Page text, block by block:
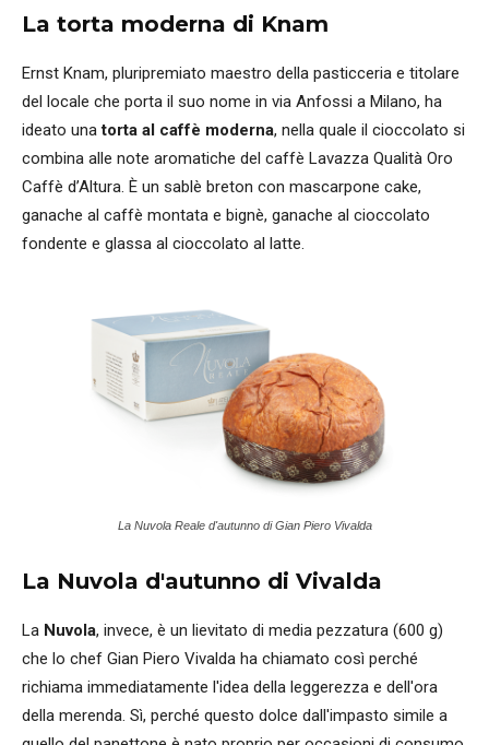
La torta moderna di Knam
Ernst Knam, pluripremiato maestro della pasticceria e titolare
del locale che porta il suo nome in via Anfossi a Milano, ha
ideato unatorta al caffè moderna, nella quale il cioccolato si
combina alle note aromatiche del caffè Lavazza Qualità Oro
Caffè d’Altura. È un sablè breton con mascarpone cake,
ganache al caffè montata e bignè, ganache al cioccolato
fondente e glassa al cioccolato al latte.
La Nuvola Reale d'autunno di Gian Piero Vivalda
La Nuvola d'autunno di Vivalda
La Nuvola, invece, è un lievitato di media pezzatura (600 g)
che lo chef Gian Piero Vivalda ha chiamato così perché
richiama immediatamente l'idea della leggerezza e dell'ora
della merenda. Sì, perché questo dolce dall'impasto simile a